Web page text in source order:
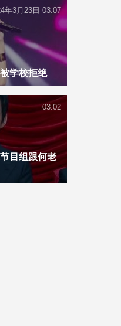
学校拒绝
年3月23日 03:07
目组跟何老
03:02